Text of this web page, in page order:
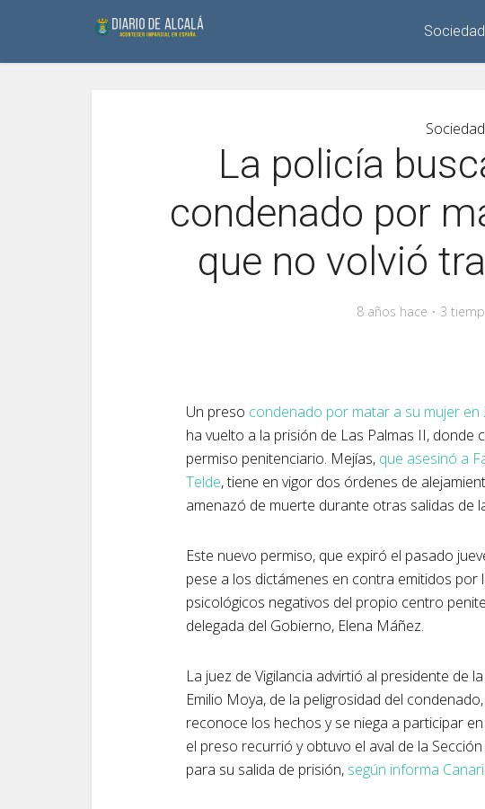
Sociedad
Sociedad
La policía
condenado por
que no volvió
8 años hace 3
Un preso condenado por matar a su mujer en
ha vuelto a la prisión de Las Palmas II, donde
permiso penitenciario. Mejías, que asesinó a
Telde, tiene en vigor dos órdenes de
amenazó de muerte durante otras salidas de
Este nuevo permiso, que expiró el pasado
pese a los dictámenes en contra emitidos por
psicológicos negativos del propio centro
delegada del Gobierno, Elena Máñez.
La juez de Vigilancia advirtió al presidente de
Emilio Moya, de la peligrosidad del
reconoce los hechos y se niega a participar
el preso recurrió y obtuvo el aval de la
para su salida de prisión, según informa